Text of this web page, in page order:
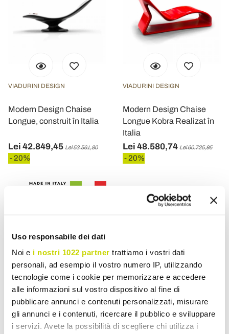
Uso responsabile dei dati
Noi e i nostri 1022 partner trattiamo i vostri dati
personali, ad esempio il vostro numero IP, utilizzando
tecnologie come i cookie per memorizzare e accedere
alle informazioni sul vostro dispositivo al fine di
pubblicare annunci e contenuti personalizzati, misurare
gli annunci e i contenuti, ricercare il pubblico e sviluppare
i servizi. Avete la possibilità di scegliere chi utilizza i
VIADURINI DESIGN
Modern Design Chaise
Longue, construit în Italia
Lei 42.849,45 Lei 53.561,80
- 20%
VIADURINI DESIGN
Modern Design Chaise
Longue Kobra Realizat în
Italia
Lei 48.580,74 Lei 60.725,95
- 20%
VIADURINI DESIGN
Chaise Longue Design